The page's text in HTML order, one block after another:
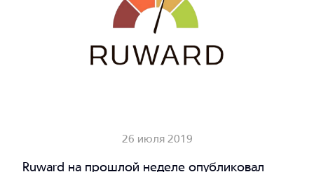
26 июля 2019
Ruward на прошлой неделе опубликовал